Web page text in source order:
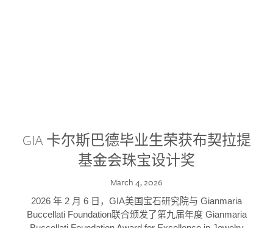
GIA 卡尔斯巴德毕业生荣获布契拉提
基金会珠宝设计奖
March 4, 2026
2026 年 2 月 6 日，GIA美国宝石研究院与 Gianmaria
Buccellati Foundation联合颁发了第九届年度 Gianmaria